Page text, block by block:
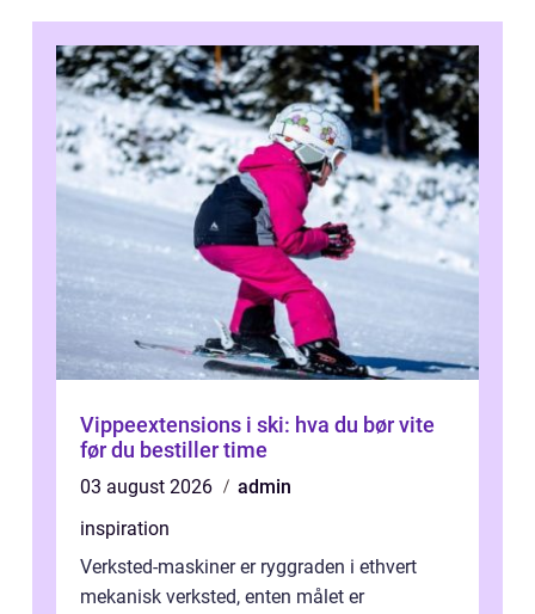
Vippeextensions i ski: hva du bør vite
før du bestiller time
03 august 2026
admin
inspiration
Verksted-maskiner er ryggraden i ethvert
mekanisk verksted, enten målet er